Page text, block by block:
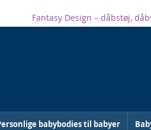
Fantasy Design – dåbstøj,
babybodies til babyer